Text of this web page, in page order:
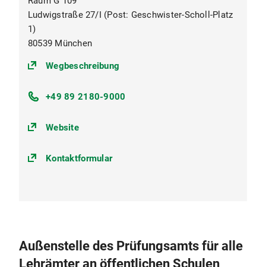
Ludwigstraße 27/I (Post: Geschwister-Scholl-Platz
1)
80539 München
Wegbeschreibung
+49 89 2180-9000
Website
Kontaktformular
Außenstelle des Prüfungsamts für alle
Lehrämter an öffentlichen Schulen